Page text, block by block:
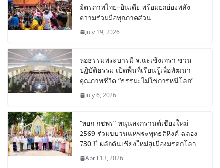
มิตรภาพไทย–อินเดีย พร้อมยกย่องพลัง
ความร่วมมือทุกภาคส่วน
July 19, 2026
หอธรรมพระบารมี จ.ฉะเชิงเทรา ชวน
ปฏิบัติธรรม เปิดพื้นที่เรียนรู้เพื่อพัฒนา
คุณภาพชีวิต “ธรรมะไม่ใช่การหนีโลก”
July 6, 2026
“หยก กชพร” หนุนสงกรานต์เชียงใหม่
2569 ร่วมขบวนแห่พระพุทธสิหิงค์ ฉลอง
730 ปี ผลักดันเชียงใหม่สู่เมืองมรดกโลก
April 13, 2026